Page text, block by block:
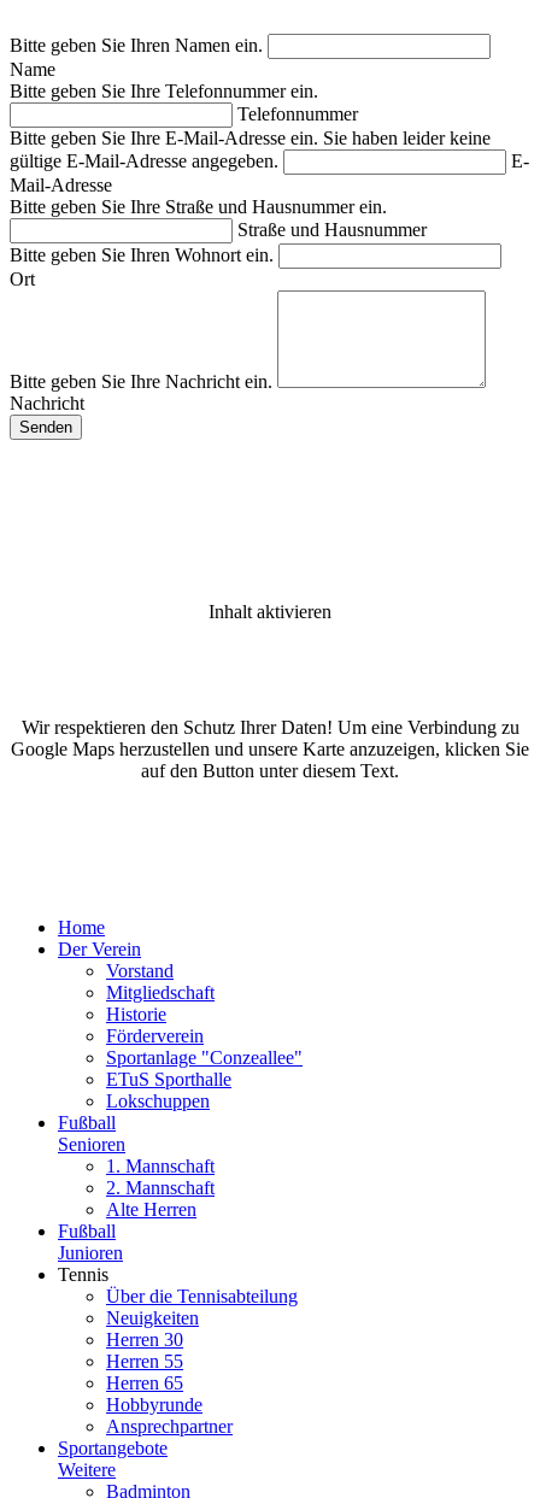
Bitte geben Sie Ihren Namen ein.
Name
Bitte geben Sie Ihre Telefonnummer ein.
Telefonnummer
Bitte geben Sie Ihre E-Mail-Adresse ein. Sie haben leider keine
gültige E-Mail-Adresse angegeben.
E-
Mail-Adresse
Bitte geben Sie Ihre Straße und Hausnummer ein.
Straße und Hausnummer
Bitte geben Sie Ihren Wohnort ein.
Ort
Bitte geben Sie Ihre Nachricht ein.
Nachricht
Wir respektieren den Schutz Ihrer Daten! Um eine Verbindung zu
Google Maps herzustellen und unsere Karte anzuzeigen, klicken Sie
auf den Button unter diesem Text.
Inhalt aktivieren
Home
Der Verein
Vorstand
Mitgliedschaft
Historie
Förderverein
Sportanlage "Conzeallee"
ETuS Sporthalle
Lokschuppen
Fußball
Senioren
1. Mannschaft
2. Mannschaft
Alte Herren
Fußball
Junioren
Tennis
Über die Tennisabteilung
Neuigkeiten
Herren 30
Herren 55
Herren 65
Hobbyrunde
Ansprechpartner
Sportangebote
Weitere
Badminton